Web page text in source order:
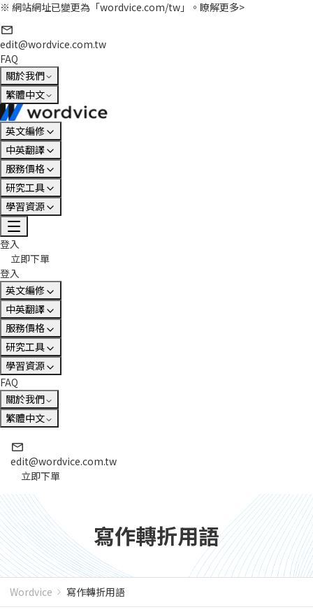
※ 網站網址已變更為「wordvice.com/tw」。 瞭解更多>
edit@wordvice.com.tw
FAQ
關於我們
繁體中文
英文編修
中英翻譯
服務價格
研究工具
學習資源
登入
立即下單
登入
英文編修
中英翻譯
服務價格
研究工具
學習資源
FAQ
關於我們
繁體中文
edit@wordvice.com.tw
立即下單
寫作轉折用語
Wordvice 寫作轉折用語